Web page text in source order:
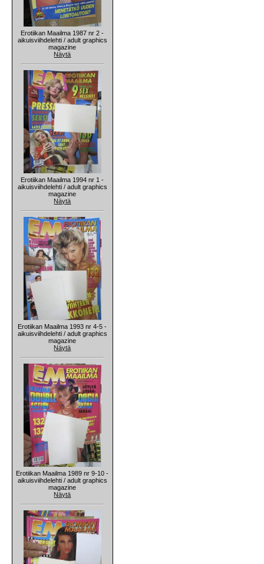
Erotiikan Maailma 1987 nr 2 -
aikuisviihdelehti / adult graphics
magazine
Näytä
Erotiikan Maailma 1994 nr 1 -
aikuisviihdelehti / adult graphics
magazine
Näytä
Erotiikan Maailma 1993 nr 4-5 -
aikuisviihdelehti / adult graphics
magazine
Näytä
Erotiikan Maailma 1989 nr 9-10 -
aikuisviihdelehti / adult graphics
magazine
Näytä